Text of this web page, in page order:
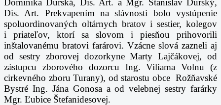
Dis. Art. Prekvapením na slávnosti bolo vystúpenie
spoluordinovaných oltárnych bratov i sestier, kolegov
i priateľov, ktorí sa slovom i piesňou prihovorili
inštalovanému bratovi farárovi. Vzácne slová zazneli aj
od sestry zborovej dozorkyne Marty Lajčákovej, od
zástupcu zborového dozorcu Ing. Viliama Volnu (z
cirkevného zboru Turany), od starostu obce Rožňavské
Bystré Ing. Jána Gonosa a od velebnej sestry farárky
Mgr. Ľubice Štefanidesovej.